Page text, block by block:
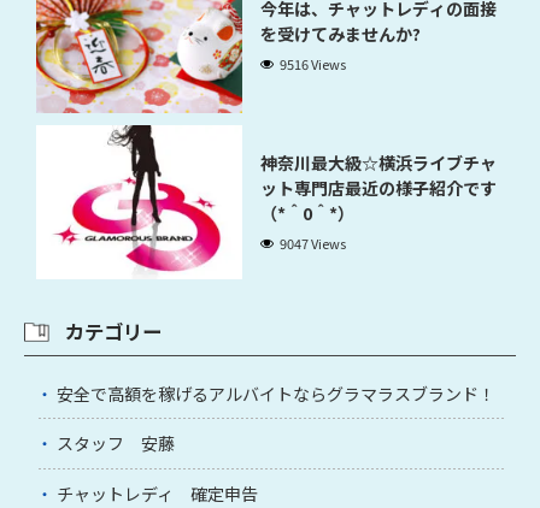
今年は、チャットレディの面接
を受けてみませんか?
9516 Views
神奈川最大級☆横浜ライブチャ
ット専門店最近の様子紹介です
（*＾0＾*）
9047 Views
カテゴリー
安全で高額を稼げるアルバイトならグラマラスブランド！
スタッフ 安藤
チャットレディ 確定申告